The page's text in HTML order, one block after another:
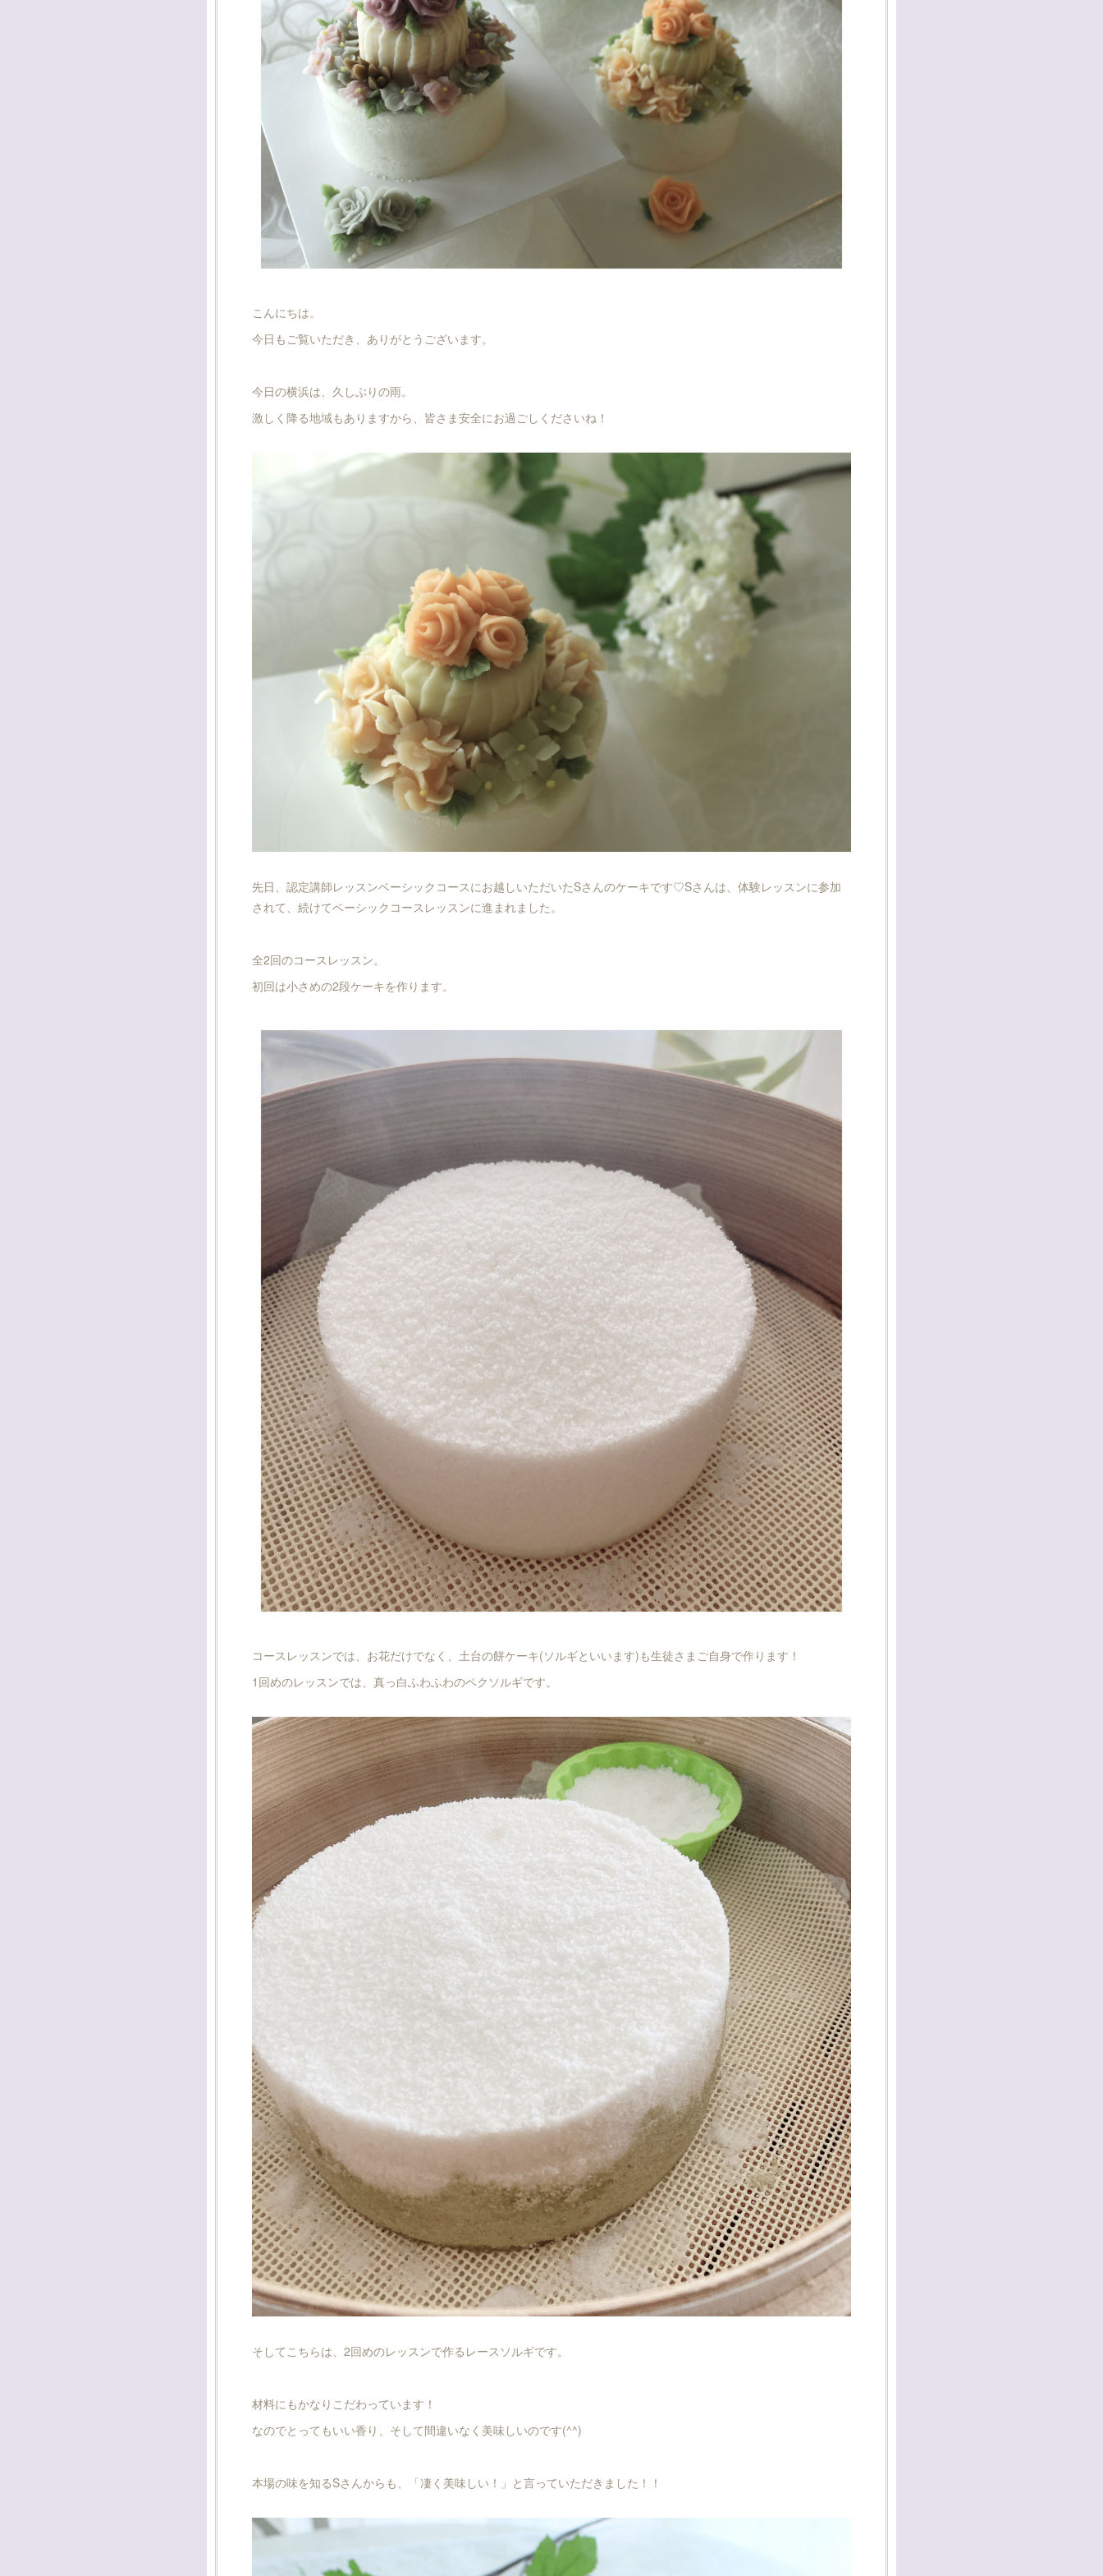
こんにちは。
今日もご覧いただき、ありがとうございます。
今日の横浜は、久しぶりの雨。
激しく降る地域もありますから、皆さま安全にお過ごしくださいね！
先日、認定講師レッスンベーシックコースにお越しいただいたSさんのケーキです♡Sさんは、体験レッスンに参加
されて、続けてベーシックコースレッスンに進まれました。
全2回のコースレッスン。
初回は小さめの2段ケーキを作ります。
コースレッスンでは、お花だけでなく、土台の餅ケーキ(ソルギといいます)も生徒さまご自身で作ります！
1回めのレッスンでは、真っ白ふわふわのペクソルギです。
そしてこちらは、2回めのレッスンで作るレースソルギです。
材料にもかなりこだわっています！
なのでとってもいい香り、そして間違いなく美味しいのです(^^)
本場の味を知るSさんからも、「凄く美味しい！」と言っていただきました！！